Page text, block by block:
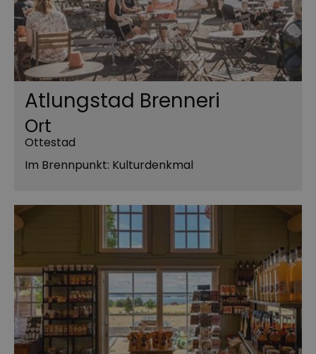
Atlungstad Brenneri
Ort
Ottestad
Im Brennpunkt: Kulturdenkmal